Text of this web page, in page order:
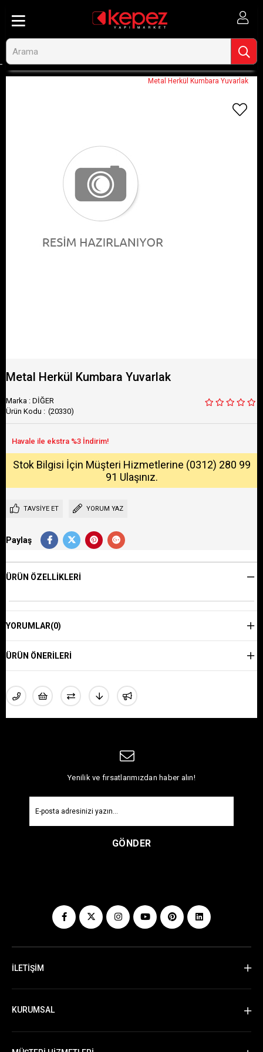
Metal Herkül Kumbara Yuvarlak
Metal Herkül Kumbara Yuvarlak
Marka : DİĞER
(20330)
Stok Bilgisi İçin Müşteri Hizmetlerine (0312) 280 99
91 Ulaşınız.
TAVSIYE ET YORUM YAZ
Paylaş
ÜRÜN ÖZELLIKLERI
YORUMLAR(0)
ÜRÜN ÖNERILERI
Yenilik ve fırsatlarımızdan haber alın!
GÖNDER
İLETİŞİM
KURUMSAL